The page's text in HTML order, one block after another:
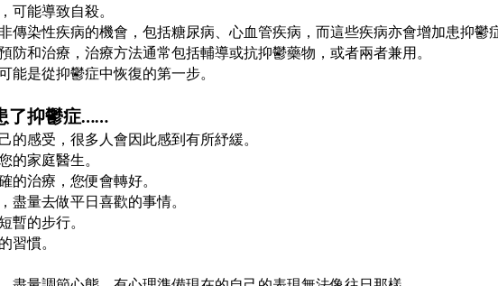
可能導致自殺。
傳染性疾病的機會，包括糖尿病、心血管疾病，而這些疾病亦會增加患抑鬱
防和治療，治療方法通常包括輔導或抗抑鬱藥物，或者兩者兼用。
能是從抑鬱症中恢復的第一步。
了抑鬱症……
的感受，很多人會因此感到有所紓緩。
的家庭醫生。
的治療，您便會轉好。
盡量去做平日喜歡的事情。
暫的步行。
習慣。